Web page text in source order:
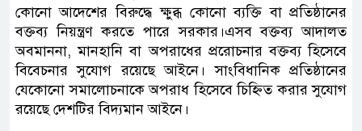
কোনো আদেশের বিরুদ্ধে ক্ষুব্ধ কোনো ব্যক্তি বা প্রতিষ্ঠানের
বক্তব্য নিয়ন্ত্রণ করতে পারে সরকার।এসব বক্তব্য আদালত
অবমাননা, মানহানি বা অপরাধের প্ররোচনার বক্তব্য হিসেবে
বিবেচনার সুযোগ রয়েছে আইনে। সাংবিধানিক প্রতিষ্ঠানের
যেকোনো সমালোচনাকে অপরাধ হিসেবে চিহ্নিত করার সুযোগ
রয়েছে দেশটির বিদ্যমান আইনে।